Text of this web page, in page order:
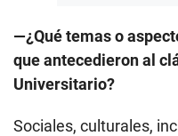
—¿Qué temas o
que antecedieron al
Universitario?
Sociales, culturales,